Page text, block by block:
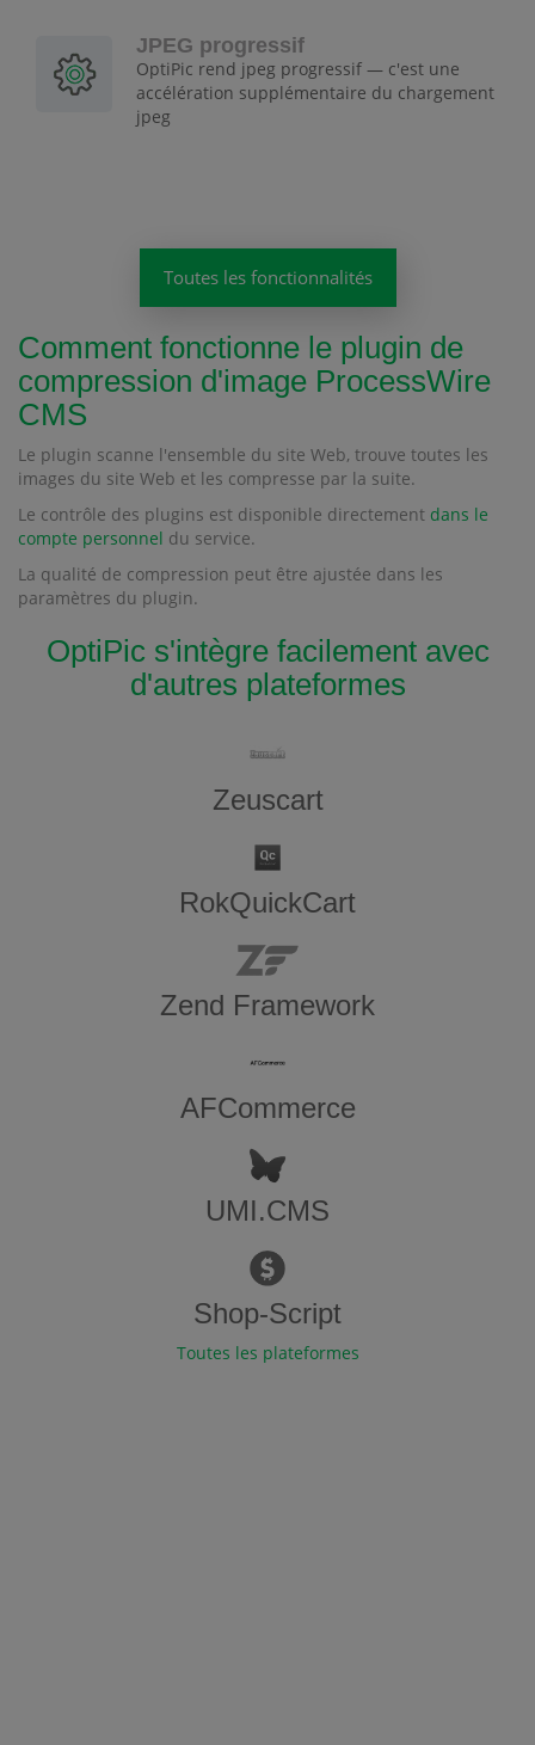
JPEG progressif
OptiPic rend jpeg progressif — c'est une
accélération supplémentaire du chargement
jpeg
Toutes les fonctionnalités
Comment fonctionne le plugin de
compression d'image ProcessWire
CMS
Le plugin scanne l'ensemble du site Web, trouve toutes les
images du site Web et les compresse par la suite.
Le contrôle des plugins est disponible directement dans le
compte personnel du service.
La qualité de compression peut être ajustée dans les
paramètres du plugin.
OptiPic s'intègre facilement avec
d'autres plateformes
Zeuscart
RokQuickCart
Zend Framework
AFCommerce
UMI.CMS
Shop-Script
Toutes les plateformes